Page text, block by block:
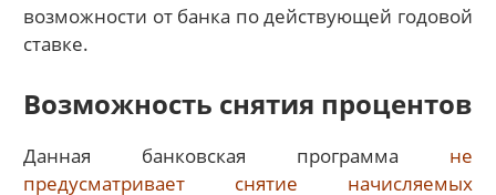
возможности от банка по действующей годовой
ставке.
Возможность снятия процентов
Данная банковская программа не
предусматривает снятие начисляемых